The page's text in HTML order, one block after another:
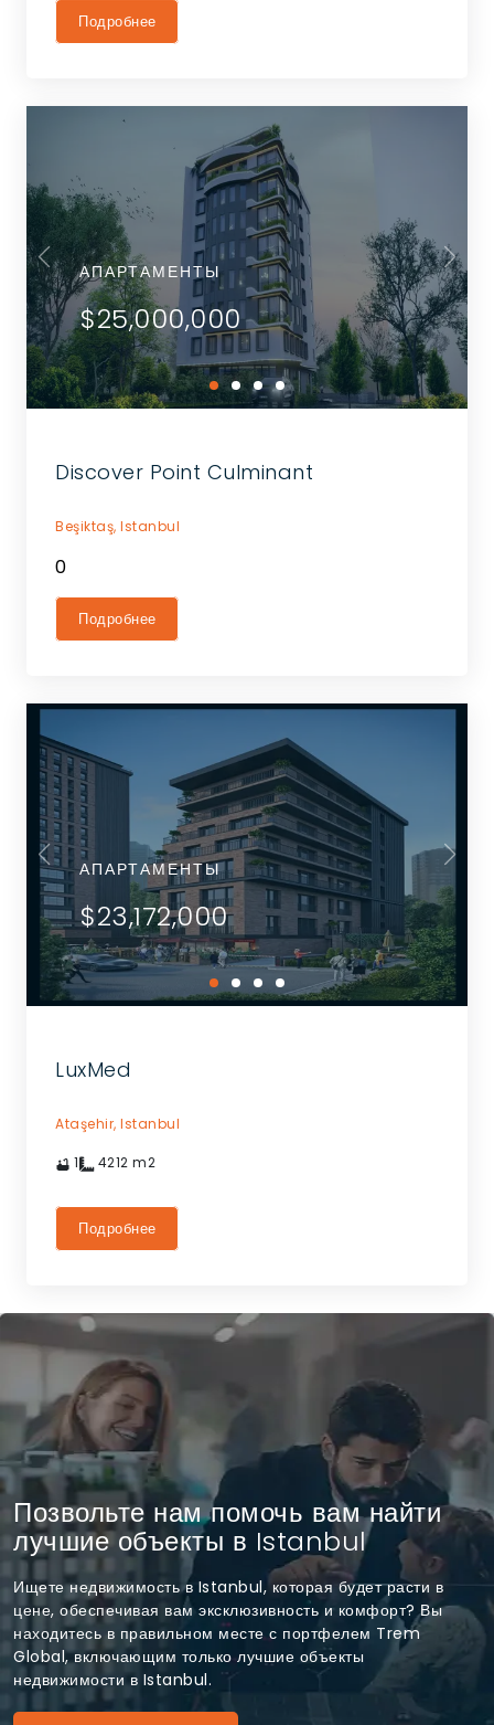
Подробнее
АПАРТАМЕНТЫ
$25,000,000
Discover Point Culminant
Beşiktaş, Istanbul
0
Подробнее
АПАРТАМЕНТЫ
$23,172,000
LuxMed
Ataşehir, Istanbul
1 4212 m2
Подробнее
Позвольте нам помочь вам найти
лучшие объекты в Istanbul
Ищете недвижимость в Istanbul, которая будет расти в
цене, обеспечивая вам эксклюзивность и комфорт? Вы
находитесь в правильном месте с портфелем Trem
Global, включающим только лучшие объекты
недвижимости в Istanbul.